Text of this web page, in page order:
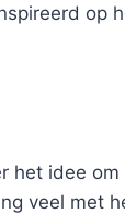
op
het idee
veel met